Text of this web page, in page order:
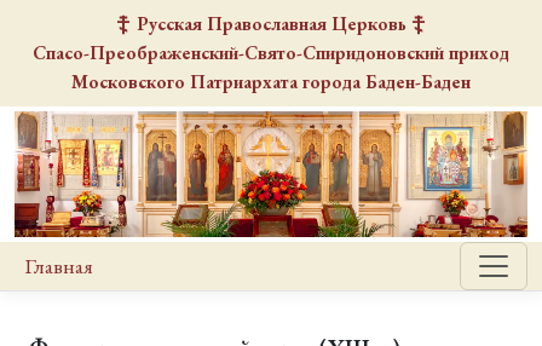
Русская Православная Церковь
Спасо-Преображенский-Свято-Спиридоновский приход
Московского Патриархата города Баден-Баден
Главная